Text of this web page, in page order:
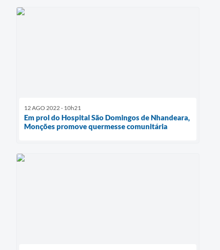
12 AGO 2022 - 10h21
Em prol do Hospital São Domingos de Nhandeara,
Monções promove quermesse comunitária